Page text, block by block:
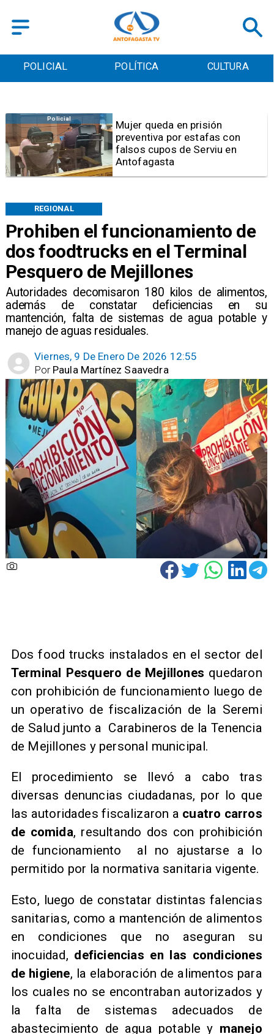
POLICIAL POLÍTICA CULTURA
Prohiben el funcionamiento de
dos foodtrucks en el Terminal
Pesquero de Mejillones
Autoridades decomisaron 180 kilos de alimentos,
además de constatar deficiencias en su
mantención, falta de sistemas de agua potable y
manejo de aguas residuales.
REGIONAL
Viernes, 9 De Enero De 2026 12:55
Paula Martínez Saavedra
Por
Videos
Video | Choferes del
TransAntofagasta piden
sistema mixto de pago
​Dos food trucks instalados en el sector del
Terminal Pesquero de Mejillones quedaron
con prohibición de funcionamiento luego de
un operativo de fiscalización de la Seremi
de Salud junto a Carabineros de la Tenencia
de Mejillones y personal municipal.
El procedimiento se llevó a cabo tras
diversas denuncias ciudadanas, por lo que
las autoridades fiscalizaron a cuatro carros
de comida, resultando dos con prohibición
de funcionamiento al no ajustarse a lo
permitido por la normativa sanitaria vigente.
Esto, luego de constatar distintas falencias
sanitarias, como a mantención de alimentos
en condiciones que no aseguran su
inocuidad, deficiencias en las condiciones
de higiene, la elaboración de alimentos para
los cuales no se encontraban autorizados y
la falta de sistemas adecuados de
abastecimiento de agua potable y manejo